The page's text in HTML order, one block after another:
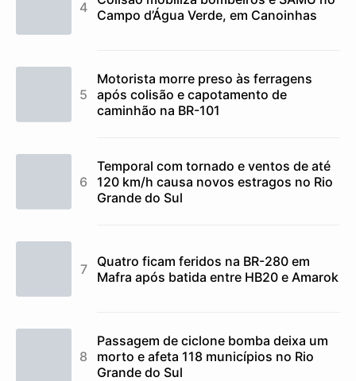
Campo d’Água Verde, em Canoinhas
Motorista morre preso às ferragens
após colisão e capotamento de
caminhão na BR-101
Temporal com tornado e ventos de até
120 km/h causa novos estragos no Rio
Grande do Sul
Quatro ficam feridos na BR-280 em
Mafra após batida entre HB20 e Amarok
Passagem de ciclone bomba deixa um
morto e afeta 118 municípios no Rio
Grande do Sul